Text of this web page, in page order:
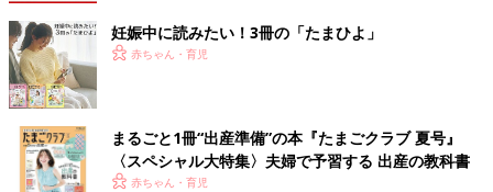
妊娠中に読みたい！3冊の「たまひよ」
赤ちゃん・育児
まるごと1冊“出産準備”の本『たまごクラブ 夏号』
〈スペシャル大特集〉夫婦で予習する 出産の教科書
赤ちゃん・育児